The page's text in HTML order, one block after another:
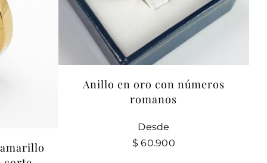
Anillo en oro con números
romanos
Desde
$ 60.900